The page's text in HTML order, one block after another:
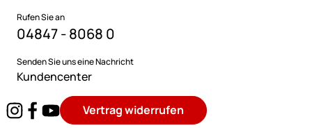
Rufen Sie an
04847 - 8068 0
Senden Sie uns eine Nachricht
Kundencenter
Vertrag widerrufen